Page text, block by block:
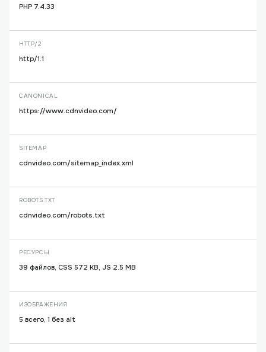
PHP 7.4.33
HTTP/2
http/1.1
CANONICAL
https://www.cdnvideo.com/
SITEMAP
cdnvideo.com/sitemap_index.xml
ROBOTS.TXT
cdnvideo.com/robots.txt
РЕСУРСЫ
39 файлов, CSS 572 KB, JS 2.5 MB
ИЗОБРАЖЕНИЯ
5 всего, 1 без alt